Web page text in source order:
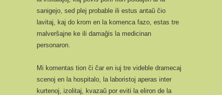
sanigejo, sed plej probable ili estus antaŭ ĉio
lavitaj, kaj do krom en la komenca fazo, estas tre
malverŝajne ke ili damaĝis la medicinan
personaron.
Mi komentas tion ĉi ĉar en iuj tre videble dramecaj
scenoj en la hospitalo, la laboristoj aperas inter
kurtenoj, izolitaj, kvazaŭ por eviti la eliron de la